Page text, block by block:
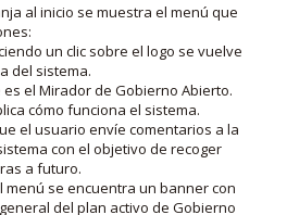
al inicio se muestra el menú que
un clic sobre el logo se vuelve
del sistema.
el Mirador de Gobierno Abierto.
cómo funciona el sistema.
el usuario envíe comentarios a la
con el objetivo de recoger
a futuro.
menú se encuentra un banner con
del plan activo de Gobierno